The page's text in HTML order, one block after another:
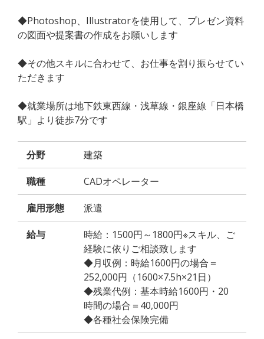
◆Photoshop、Illustratorを使用して、プレゼン資料
の図面や提案書の作成をお願いします
◆その他スキルに合わせて、お仕事を割り振らせてい
ただきます
◆就業場所は地下鉄東西線・浅草線・銀座線「日本橋
駅」より徒歩7分です
分野 建築
職種 CADオペレーター
雇用形態 派遣
給与
時給：1500円～1800円※スキル、ご
経験に依りご相談致します
◆月収例：時給1600円の場合＝
252,000円（1600×7.5h×21日）
◆残業代例：基本時給1600円・20
時間の場合＝40,000円
◆各種社会保険完備